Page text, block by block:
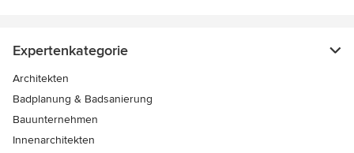
Expertenkategorie
Architekten
Badplanung & Badsanierung
Bauunternehmen
Innenarchitekten